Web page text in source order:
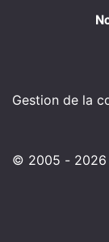
Gestion de la
© 2005 - 2026